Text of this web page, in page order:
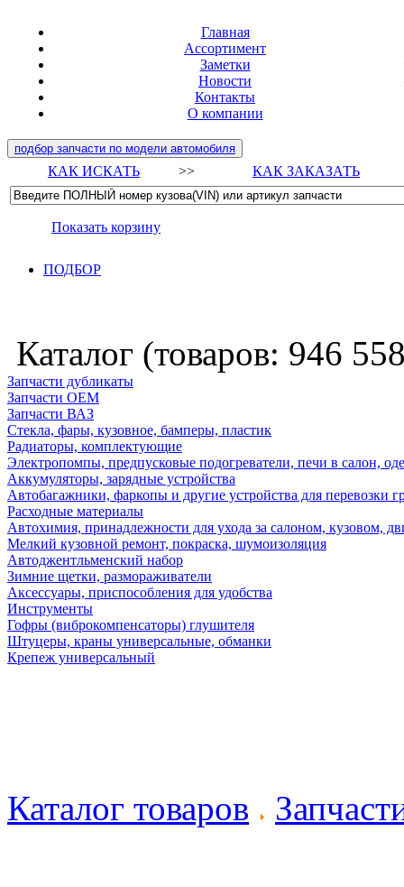
Главная
Ассортимент
Заметки
Новости
Контакты
О компании
подбор запчасти по модели автомобиля
КАК ИСКАТЬ >> КАК ЗАКАЗАТЬ
Показать корзину
ПОДБОР
Каталог (товаров: 946
Запчасти дубликаты
Запчасти ОЕМ
Запчасти ВАЗ
Стекла, фары, кузовное, бамперы, пластик
Радиаторы, комплектующие
Электропомпы, предпусковые подогреватели, печи в салон,
Аккумуляторы, зарядные устройства
Автобагажники, фаркопы и другие устройства для перевозки
Расходные материалы
Автохимия, принадлежности для ухода за салоном, кузовом,
Мелкий кузовной ремонт, покраска, шумоизоляция
Автоджентльменский набор
Зимние щетки, размораживатели
Аксессуары, приспособления для удобства
Инструменты
Гофры (виброкомпенсаторы) глушителя
Штуцеры, краны универсальные, обманки
Крепеж универсальный
Каталог товаров